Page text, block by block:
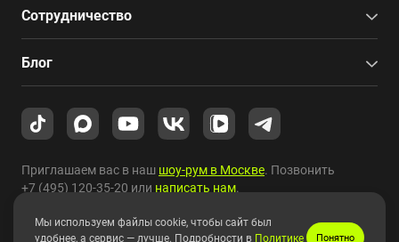
Сотрудничество
Блог
Приглашаем вас в наш шоу-рум в Москве. Позвонить
+7 (495) 120-35-20 или написать нам.
Copyright © 2010-2026 HYPERPC.
Мы используем файлы cookie, чтобы сайт был
удобнее, а сервис — лучше. Подробности в Политике Понятно